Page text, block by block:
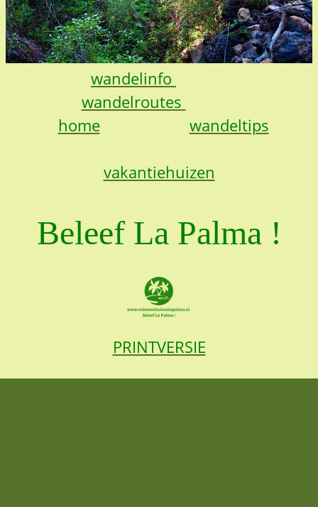
wandelinfo
wandelroutes
home
wandeltips
vakantiehuizen
Beleef La Palma !
PRINTVERSIE